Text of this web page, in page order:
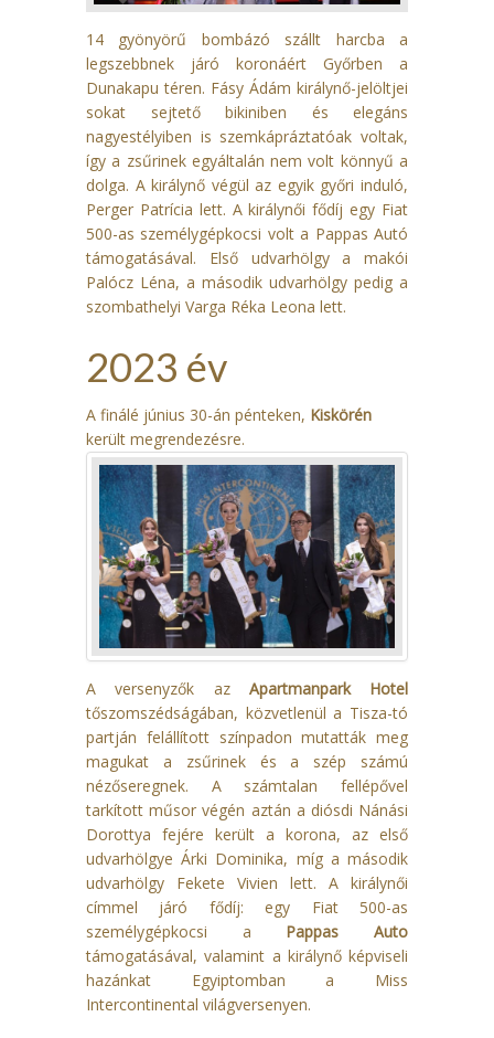
14 gyönyörű bombázó szállt harcba a
legszebbnek járó koronáért Győrben a
Dunakapu téren. Fásy Ádám királynő-jelöltjei
sokat sejtető bikiniben és elegáns
nagyestélyiben is szemkápráztatóak voltak,
így a zsűrinek egyáltalán nem volt könnyű a
dolga. A királynő végül az egyik győri induló,
Perger Patrícia lett. A királynői fődíj egy Fiat
500-as személygépkocsi volt a Pappas Autó
támogatásával. Első udvarhölgy a makói
Palócz Léna, a második udvarhölgy pedig a
szombathelyi Varga Réka Leona lett.
2023 év
A finálé június 30-án pénteken, Kiskörén
került megrendezésre.
A versenyzők az Apartmanpark Hotel
tőszomszédságában, közvetlenül a Tisza-tó
partján felállított színpadon mutatták meg
magukat a zsűrinek és a szép számú
nézőseregnek. A számtalan fellépővel
tarkított műsor végén aztán a diósdi Nánási
Dorottya fejére került a korona, az első
udvarhölgye Árki Dominika, míg a második
udvarhölgy Fekete Vivien lett. A királynői
címmel járó fődíj: egy Fiat 500-as
személygépkocsi a Pappas Auto
támogatásával, valamint a királynő képviseli
hazánkat Egyiptomban a Miss
Intercontinental világversenyen.